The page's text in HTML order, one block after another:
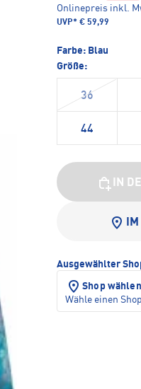
Onlinepreis inkl.
UVP* € 59,99
Farbe: Blau
Größe:
36
44
IN
Ausgewählter
Shop wählen
Wähle einen